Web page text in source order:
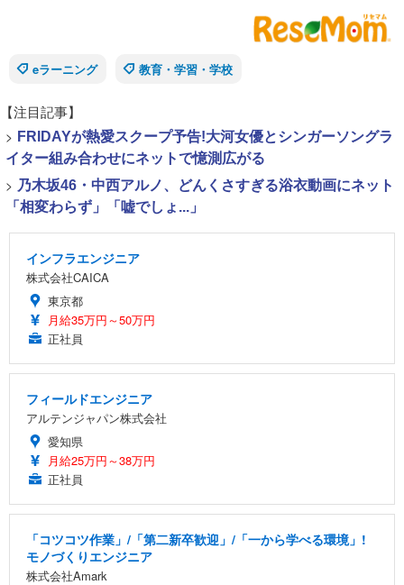
eラーニング 教育・学習・学校
【注目記事】
> FRIDAYが熱愛スクープ予告!大河女優とシンガーソングラ
イター組み合わせにネットで憶測広がる
> 乃木坂46・中西アルノ、どんくさすぎる浴衣動画にネット
「相変わらず」「嘘でしょ...」
インフラエンジニア
株式会社CAICA
東京都
月給35万円～50万円
正社員
フィールドエンジニア
アルテンジャパン株式会社
愛知県
月給25万円～38万円
正社員
「コツコツ作業」/「第二新卒歓迎」/「一から学べる環境」!
モノづくりエンジニア
株式会社Amark